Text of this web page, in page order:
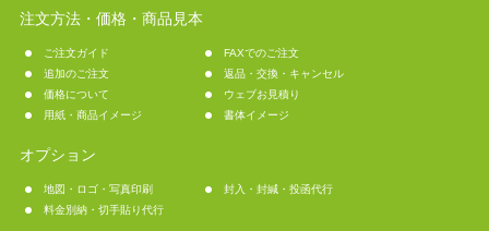
注文方法・価格・商品見本
ご注文ガイド
FAXでのご注文
追加のご注文
返品・交換・キャンセル
価格について
ウェブお見積り
用紙・商品イメージ
書体イメージ
オプション
地図・ロゴ・写真印刷
封入・封緘・投函代行
料金別納・切手貼り代行